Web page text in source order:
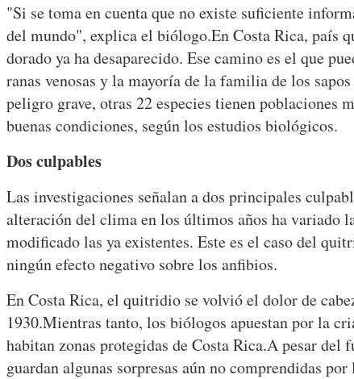
"Si se toma en cuenta que no existe suficiente
del mundo", explica el biólogo.En Costa Rica, país
dorado ya ha desaparecido. Ese camino es el que
ranas venosas y la mayoría de la familia de los
peligro grave, otras 22 especies tienen poblaciones
buenas condiciones, según los estudios biológicos.
Dos culpables
Las investigaciones señalan a dos principales
alteración del clima en los últimos años ha variado
modificado las ya existentes. Este es el caso del
ningún efecto negativo sobre los anfibios.
En Costa Rica, el quitridio se volvió el dolor de
1930.Mientras tanto, los biólogos apuestan por la
habitan zonas protegidas de Costa Rica.A pesar del
guardan algunas sorpresas aún no comprendidas